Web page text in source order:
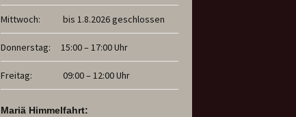
Mittwoch: bis 1.8.2026 geschlossen
Donnerstag: 15:00 – 17:00 Uhr
Freitag: 09:00 – 12:00 Uhr
Mariä Himmelfahrt: